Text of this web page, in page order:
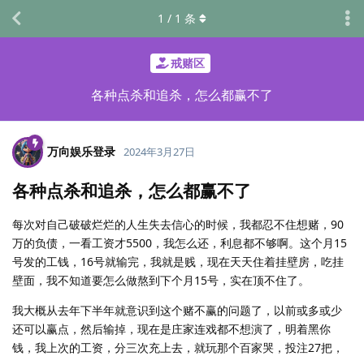
戒赌区
各种点杀和追杀，怎么都赢不了
1 / 1 条
万向娱乐登录 2024年3月27日
各种点杀和追杀，怎么都赢不了
每次对自己破破烂烂的人生失去信心的时候，我都忍不住想赌，90
万的负债，一看工资才5500，我怎么还，利息都不够啊。这个月15
号发的工钱，16号就输完，我就是贱，现在天天住着挂壁房，吃挂
壁面，我不知道要怎么做熬到下个月15号，实在顶不住了。
我大概从去年下半年就意识到这个赌不赢的问题了，以前或多或少
还可以赢点，然后输掉，现在是庄家连戏都不想演了，明着黑你
钱，我上次的工资，分三次充上去，就玩那个百家哭，投注27把，